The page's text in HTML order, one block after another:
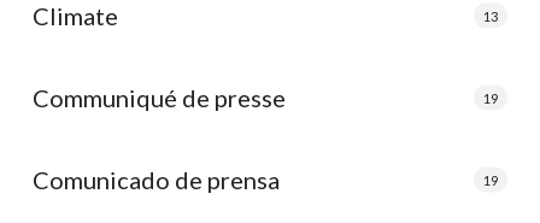
Climate 13
Communiqué de presse 19
Comunicado de prensa 19